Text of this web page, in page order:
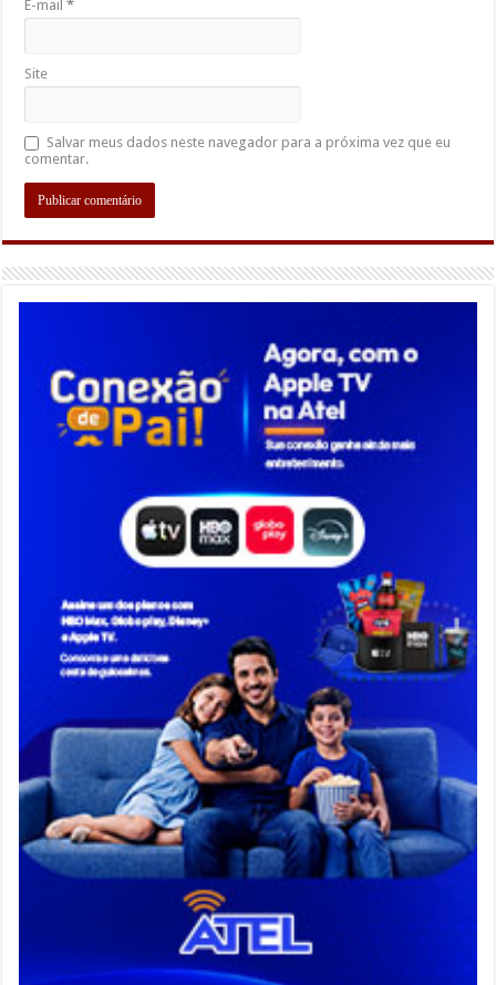
E-mail*
Site
Salvar meus dados neste navegador para a próxima vez que eu
comentar.